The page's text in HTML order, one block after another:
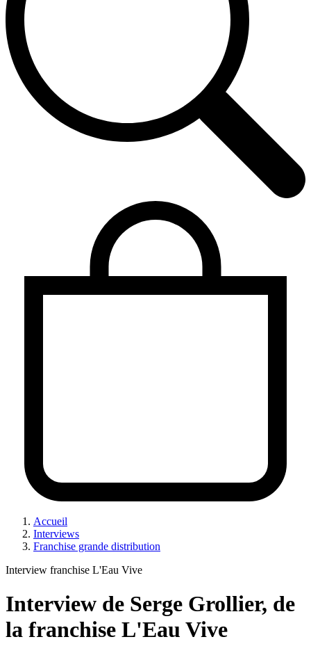
Accueil
Interviews
Franchise grande distribution
Interview franchise L'Eau Vive
Interview de Serge Grollier, de
la franchise L'Eau Vive